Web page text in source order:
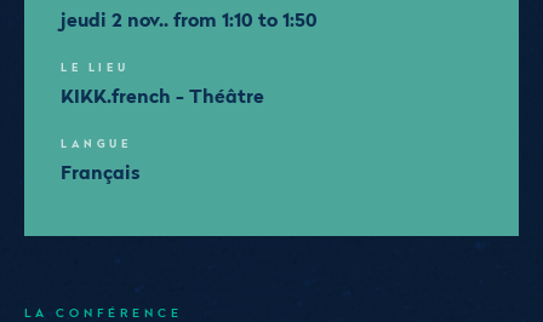
jeudi 2 nov.. from 1:10 to 1:50
LE LIEU
KIKK.french - Théâtre
LANGUE
Français
LA CONFÉRENCE